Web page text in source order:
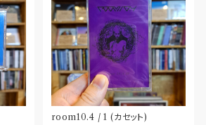
room10.4 / 1 (カセット)